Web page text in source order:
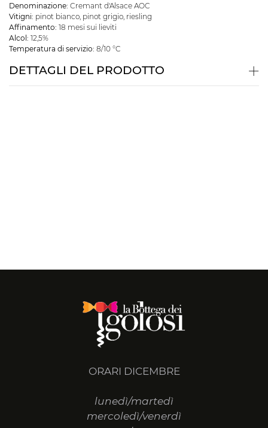
Denominazione: Cremant d'Alsace AOC
Vitigni: pinot bianco, pinot grigio, riesling
Affinamento: 18 mesi sui lieviti
Alcol: 12,5%
Temperatura di servizio: 8/10 °C
DETTAGLI DEL PRODOTTO
ORARI DICEMBRE
lunedì/martedì
mercoledì/venerdì